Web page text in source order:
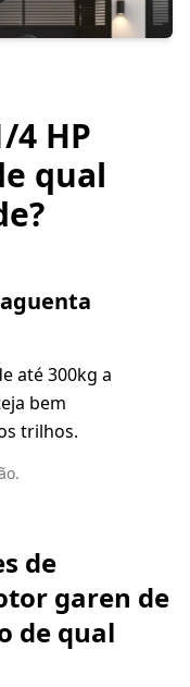
4 HP
qual
até 300kg a
bem
trilhos.
de
garen de
de qual